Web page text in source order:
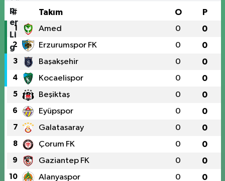
# Takım O P
1 Amed 0 0
2 Erzurumspor FK 0 0
3 Başakşehir 0 0
4 Kocaelispor 0 0
5 Beşiktaş 0 0
6 Eyüpspor 0 0
7 Galatasaray 0 0
8 Çorum FK 0 0
9 Gaziantep FK 0 0
10 Alanyaspor 0 0